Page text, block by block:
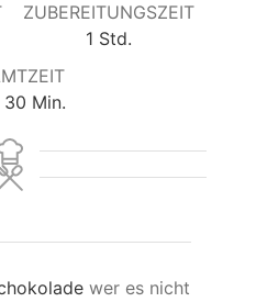
ZUBEREITUNGSZEIT
1Stunde
Std.
30 Minuten
Min.
wer es nicht